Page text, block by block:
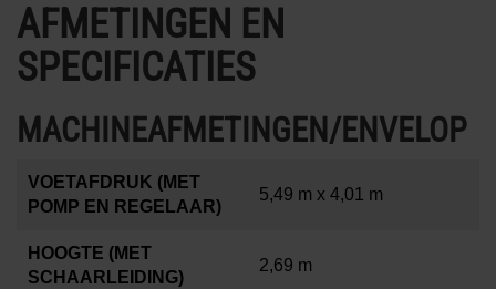
AFMETINGEN EN
SPECIFICATIES
MACHINEAFMETINGEN/ENVELOP
VOETAFDRUK (MET
POMP EN REGELAAR)
5,49 m x 4,01 m
HOOGTE (MET
SCHAARLEIDING)
2,69 m